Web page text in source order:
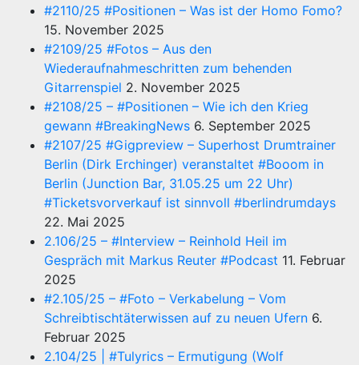
#2110/25 #Positionen – Was ist der Homo Fomo?
15. November 2025
#2109/25 #Fotos – Aus den
Wiederaufnahmeschritten zum behenden
Gitarrenspiel 2. November 2025
#2108/25 – #Positionen – Wie ich den Krieg
gewann #BreakingNews 6. September 2025
#2107/25 #Gigpreview – Superhost Drumtrainer
Berlin (Dirk Erchinger) veranstaltet #Booom in
Berlin (Junction Bar, 31.05.25 um 22 Uhr)
#Ticketsvorverkauf ist sinnvoll #berlindrumdays
22. Mai 2025
2.106/25 – #Interview – Reinhold Heil im
Gespräch mit Markus Reuter #Podcast 11. Februar
2025
#2.105/25 – #Foto – Verkabelung – Vom
Schreibtischtäterwissen auf zu neuen Ufern 6.
Februar 2025
2.104/25 | #Tulyrics – Ermutigung (Wolf